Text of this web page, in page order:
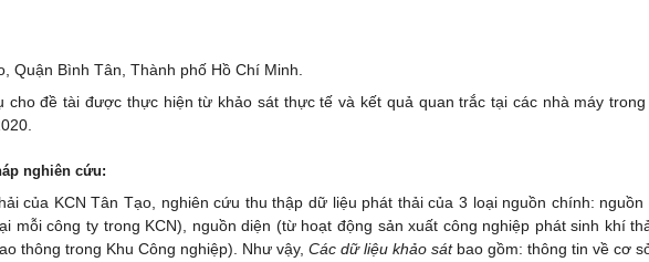
Quận Bình Tân, Thành phố Hồ Chí Minh.
cho đề tài được thực hiện từ khảo sát thực tế và kết quả quan trắc tại các nhà máy trong
nghiên cứu:
của KCN Tân Tạo, nghiên cứu thu thập dữ liệu phát thải của 3 loại nguồn chính: nguồn
mỗi công ty trong KCN), nguồn diện (từ hoạt động sản xuất công nghiệp phát sinh khí
thông trong Khu Công nghiệp). Như vậy, Các dữ liệu khảo sátbao gồm: thông tin về cơ